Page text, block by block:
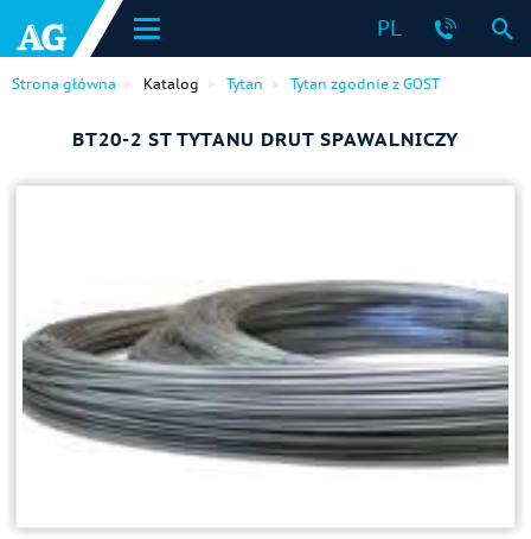
PL
Strona główna Katalog Tytan Tytan zgodnie z GOST
ВТ20-2 ST TYTANU DRUT SPAWALNICZY